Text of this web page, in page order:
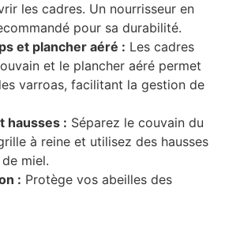
les cadres. Un nourrisseur en
pour sa durabilité.
et plancher aéré : Les cadres
et le plancher aéré permet
varroas, facilitant la gestion de
hausses : Séparez le couvain du
à reine et utilisez des hausses
miel.
: Protège vos abeilles des